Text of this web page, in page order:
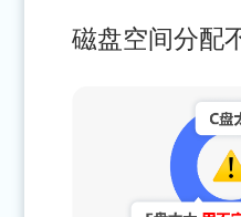
磁盘空间分配